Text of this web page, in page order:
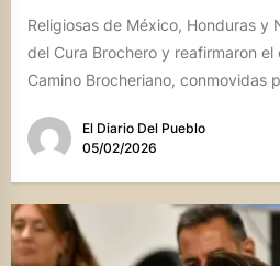
Religiosas de México, Honduras y
del Cura Brochero y reafirmaron
Camino Brocheriano, conmovidas
El Diario Del Pueblo
05/02/2026